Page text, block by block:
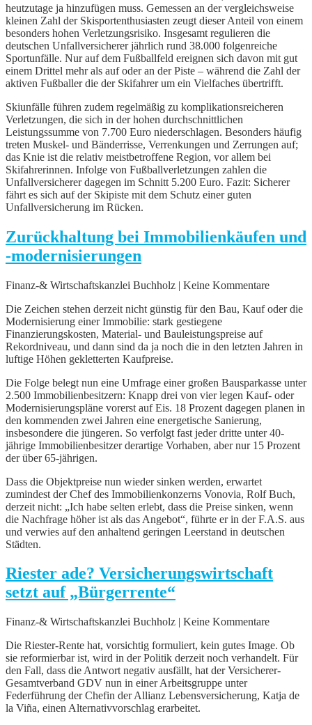
heutzutage ja hinzufügen muss. Gemessen an der vergleichsweise
kleinen Zahl der Skisportenthusiasten zeugt dieser Anteil von einem
besonders hohen Verletzungsrisiko. Insgesamt regulieren die
deutschen Unfallversicherer jährlich rund 38.000 folgenreiche
Sportunfälle. Nur auf dem Fußballfeld ereignen sich davon mit gut
einem Drittel mehr als auf oder an der Piste – während die Zahl der
aktiven Fußballer die der Skifahrer um ein Vielfaches übertrifft.
Skiunfälle führen zudem regelmäßig zu komplikationsreicheren
Verletzungen, die sich in der hohen durchschnittlichen
Leistungssumme von 7.700 Euro niederschlagen. Besonders häufig
treten Muskel- und Bänderrisse, Verrenkungen und Zerrungen auf;
das Knie ist die relativ meistbetroffene Region, vor allem bei
Skifahrerinnen. Infolge von Fußballverletzungen zahlen die
Unfallversicherer dagegen im Schnitt 5.200 Euro. Fazit: Sicherer
fährt es sich auf der Skipiste mit dem Schutz einer guten
Unfallversicherung im Rücken.
Zurückhaltung bei Immobilienkäufen und
-modernisierungen
Finanz-& Wirtschaftskanzlei Buchholz | Keine Kommentare
Die Zeichen stehen derzeit nicht günstig für den Bau, Kauf oder die
Modernisierung einer Immobilie: stark gestiegene
Finanzierungskosten, Material- und Bauleistungspreise auf
Rekordniveau, und dann sind da ja noch die in den letzten Jahren in
luftige Höhen gekletterten Kaufpreise.
Die Folge belegt nun eine Umfrage einer großen Bausparkasse unter
2.500 Immobilienbesitzern: Knapp drei von vier legen Kauf- oder
Modernisierungspläne vorerst auf Eis. 18 Prozent dagegen planen in
den kommenden zwei Jahren eine energetische Sanierung,
insbesondere die jüngeren. So verfolgt fast jeder dritte unter 40-
jährige Immobilienbesitzer derartige Vorhaben, aber nur 15 Prozent
der über 65-jährigen.
Dass die Objektpreise nun wieder sinken werden, erwartet
zumindest der Chef des Immobilienkonzerns Vonovia, Rolf Buch,
derzeit nicht: „Ich habe selten erlebt, dass die Preise sinken, wenn
die Nachfrage höher ist als das Angebot“, führte er in der F.A.S. aus
und verwies auf den anhaltend geringen Leerstand in deutschen
Städten.
Riester ade? Versicherungswirtschaft
setzt auf „Bürgerrente“
Finanz-& Wirtschaftskanzlei Buchholz | Keine Kommentare
Die Riester-Rente hat, vorsichtig formuliert, kein gutes Image. Ob
sie reformierbar ist, wird in der Politik derzeit noch verhandelt. Für
den Fall, dass die Antwort negativ ausfällt, hat der Versicherer-
Gesamtverband GDV nun in einer Arbeitsgruppe unter
Federführung der Chefin der Allianz Lebensversicherung, Katja de
la Viña, einen Alternativvorschlag erarbeitet.